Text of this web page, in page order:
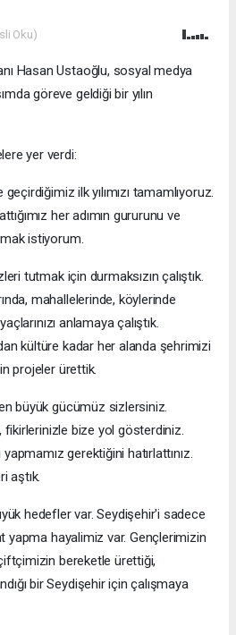
Oku)
Hasan Ustaoğlu, sosyal medya
göreve geldiği bir yılın
yer verdi:
ilk yılımızı tamamlıyoruz.
her adımın gururunu ve
istiyorum.
tutmak için durmaksızın çalıştık.
mahallelerinde, köylerinde
anlamaya çalıştık.
kültüre kadar her alanda şehrimizi
projeler ürettik.
büyük gücümüz sizlersiniz.
fikirlerinizle bize yol gösterdiniz.
gerektiğini hatırlattınız.
aştık.
hedefler var. Seydişehir'i sadece
yapma hayalimiz var. Gençlerimizin
bereketle ürettiği,
bir Seydişehir için çalışmaya